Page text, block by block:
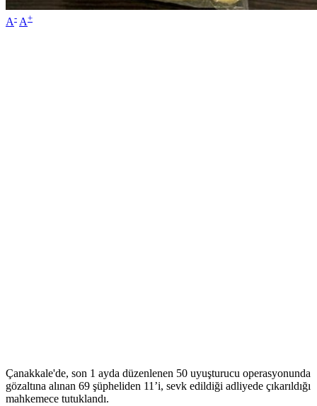
A- A+
Çanakkale'de, son 1 ayda düzenlenen 50 uyuşturucu operasyonunda
gözaltına alınan 69 şüpheliden 11’i, sevk edildiği adliyede çıkarıldığı
mahkemece tutuklandı.